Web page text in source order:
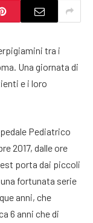
tra i
Una giornata di
e i loro
Pediatrico
2017, dalle ore
porta dai piccoli
fortunata serie
anni, che
6 anni che di